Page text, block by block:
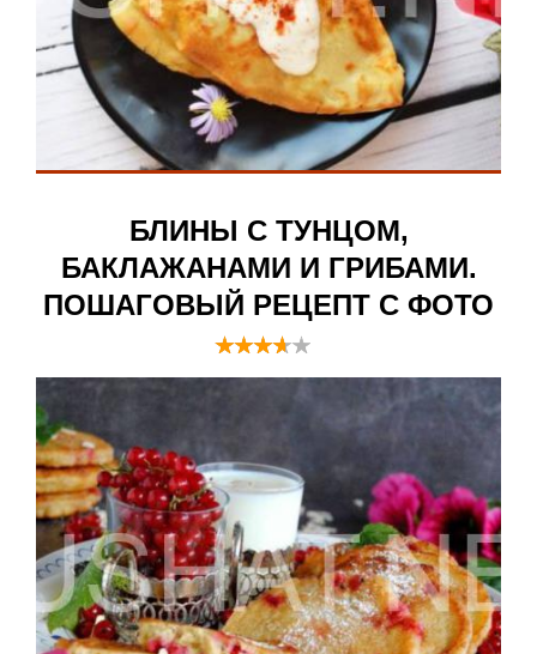
БЛИНЫ С ТУНЦОМ,
БАКЛАЖАНАМИ И ГРИБАМИ.
ПОШАГОВЫЙ РЕЦЕПТ С ФОТО